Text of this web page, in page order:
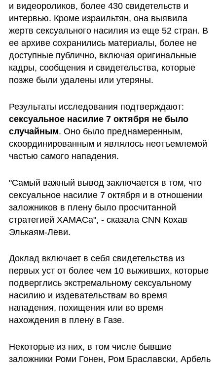
и видеороликов, более 430 свидетельств и
интервью. Кроме израильтян, она выявила
жертв сексуального насилия из еще 52 стран. В
ее архиве сохранились материалы, более не
доступные публично, включая оригинальные
кадры, сообщения и свидетельства, которые
позже были удалены или утеряны.
сексуальное насилие 7 октября не было
случайным. Оно было преднамеренным,
скоординированным и являлось неотъемлемой
частью самого нападения.
"Самый важный вывод заключается в том, что
сексуальное насилие 7 октября и в отношении
заложников в плену было просчитанной
стратегией ХАМАСа", - сказала CNN Кохав
Элькаям-Леви.
Доклад включает в себя свидетельства из
первых уст от более чем 10 выживших, которые
подверглись экстремальному сексуальному
насилию и издевательствам во время
нападения, похищения или во время
нахождения в плену в Газе.
Некоторые из них, в том числе бывшие
заложники Роми Гонен, Ром Браславски, Арбель